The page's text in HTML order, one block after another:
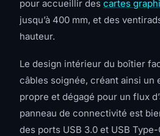
pour accueillir des cartes
jusqu’à 400 mm, et des
hauteur.
Le design intérieur du boîtier
câbles soignée, créant ainsi un
propre et dégagé pour un flux
panneau de connectivité est
des ports USB 3.0 et USB